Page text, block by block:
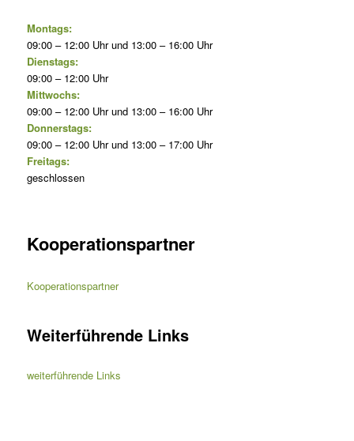
Montags:
09:00 – 12:00 Uhr und 13:00 – 16:00 Uhr
Dienstags:
09:00 – 12:00 Uhr
Mittwochs:
09:00 – 12:00 Uhr und 13:00 – 16:00 Uhr
Donnerstags:
09:00 – 12:00 Uhr und 13:00 – 17:00 Uhr
Freitags:
geschlossen
Kooperationspartner
Kooperationspartner
Weiterführende Links
weiterführende Links